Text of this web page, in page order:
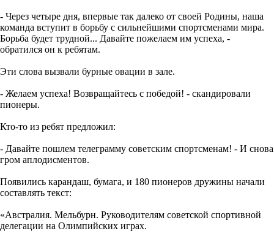
- Через четыре дня, впервые так далеко от своей Родины, наша
команда вступит в борьбу с сильнейшими спортсменами мира.
Борьба будет трудной... Давайте пожелаем им успеха, -
обратился он к ребятам.
Эти слова вызвали бурные овации в зале.
- Желаем успеха! Возвращайтесь с победой! - скандировали
пионеры.
Кто-то из ребят предложил:
- Давайте пошлем телеграмму советским спортсменам! - И снова
гром аплодисментов.
Появились карандаш, бумага, и 180 пионеров дружины начали
составлять текст:
«Австралия. Мельбурн. Руководителям советской спортивной
делегации на Олимпийских играх.